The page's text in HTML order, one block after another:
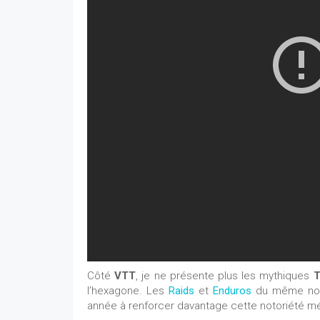
CôtéVTT, je ne présente plus les mythiques
l’hexagone. Les Raids et Enduros du même
année à renforcer davantage cette notoriété